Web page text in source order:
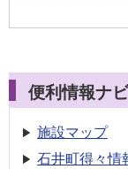
便利情報ナビ
施設マップ
石井町得々情